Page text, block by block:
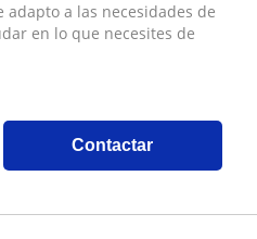
a las necesidades de
en lo que necesites de
Contactar